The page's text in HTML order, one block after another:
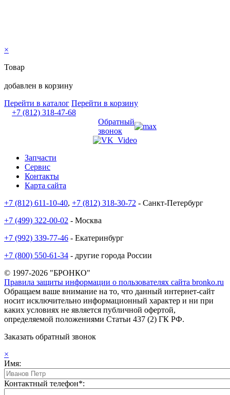
×
Товар
добавлен в корзину
Перейти в каталог Перейти в корзину
+7 (812) 318-47-68
Обратный
звонок
Запчасти
Сервис
Контакты
Карта сайта
+7 (812) 611-10-40, +7 (812) 318-30-72 - Санкт-Петербург
+7 (499) 322-00-02 - Москва
+7 (992) 339-77-46 - Екатеринбург
+7 (800) 550-61-34 - другие города России
© 1997-2026 "БРОНКО"
Правила защиты информации о пользователях сайта bronko.ru
Обращаем ваше внимание на то, что данный интернет-сайт
носит исключительно информационный характер и ни при
каких условиях не является публичной офертой,
определяемой положениями Статьи 437 (2) ГК РФ.
Заказать обратный звонок
×
Имя:
Контактный телефон*: